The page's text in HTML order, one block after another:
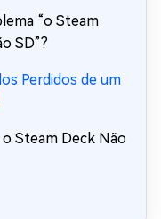
“o Steam
SD”?
Perdidos de um
Steam Deck Não